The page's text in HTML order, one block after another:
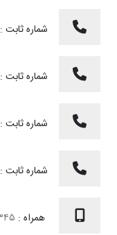
شماره ثابت :
شماره ثابت :
شماره ثابت :
شماره ثابت :
همراه :